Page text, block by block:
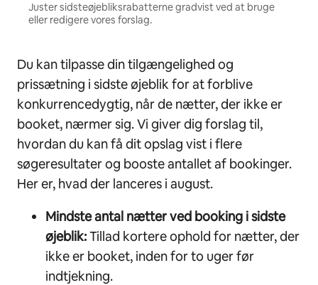
Juster sidsteøjebliksrabatterne gradvist ved at bruge
eller redigere vores forslag.
Du kan tilpasse din tilgængelighed og
prissætning i sidste øjeblik for at forblive
konkurrencedygtig, når de nætter, der ikke er
booket, nærmer sig. Vi giver dig forslag til,
hvordan du kan få dit opslag vist i flere
søgeresultater og booste antallet af bookinger.
Her er, hvad der lanceres i august.
Mindste antal nætter ved booking i sidste
øjeblik:Tillad kortere ophold for nætter, der
ikke er booket, inden for to uger før
indtjekning.